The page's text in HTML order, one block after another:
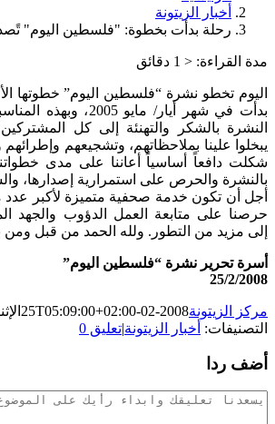
أخبار الزيتونة
رحلة بدأت بخطوة: "فلسطين اليوم"
مدة القراءة: < 1 دقائق
اليوم تخطو نشرة “فلسطين اليوم” خطوتها
بدأت في شهر أيار/ مايو
النشرة بالشكر والتهنئة إلى كل
يبخلوا علينا بملاحظاتهم، وتشجيعهم وإطرائهم
شكلت دافعاً أساسياً أعاننا على مدى
بالنشرة والحرص على استمرارية إصدارها،
أجل أن تكون خدمة صحفية متميزة لأكبر عدد
حرصنا على متابعة العمل الدؤوب والجهد
إلى مزيد من التطور. ولله الحمد من قبل ومن
أسرة تحرير نشرة “فلسطين اليوم”
25/2/2008
مركز الزيتونة2008-02-25T05:09:00+02:00
التصنيفات: أخبار الزيتونة|تعليق 0
أضف ردا
تعليقات